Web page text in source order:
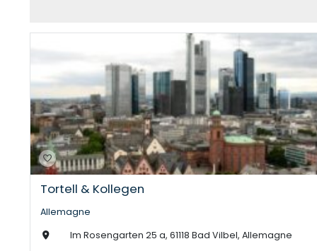
Tortell & Kollegen
Allemagne
Im Rosengarten 25 a, 61118 Bad Vilbel, Allemagne